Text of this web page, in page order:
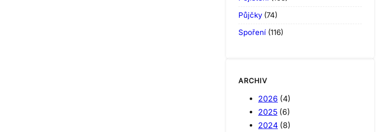
Půjčky (74)
Spoření (116)
ARCHIV
2026 (4)
2025 (6)
2024 (8)